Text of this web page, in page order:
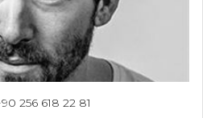
256 618 22 81